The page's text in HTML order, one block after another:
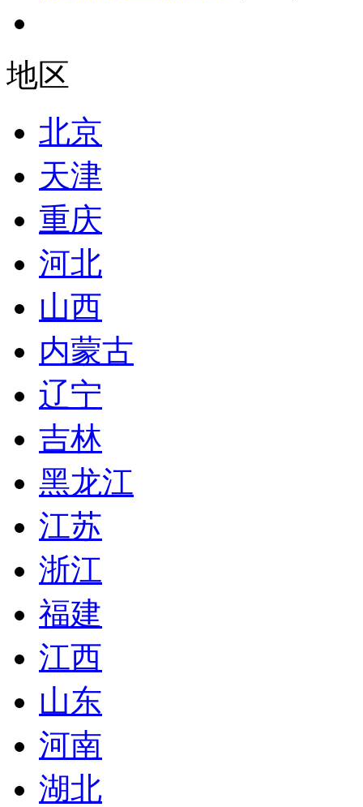
地区
北京
天津
重庆
河北
山西
内蒙古
辽宁
吉林
黑龙江
江苏
浙江
福建
江西
山东
河南
湖北